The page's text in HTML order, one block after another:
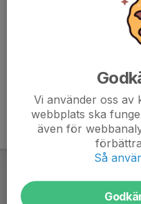
Vi använder oss
webbplats ska
även för
Så